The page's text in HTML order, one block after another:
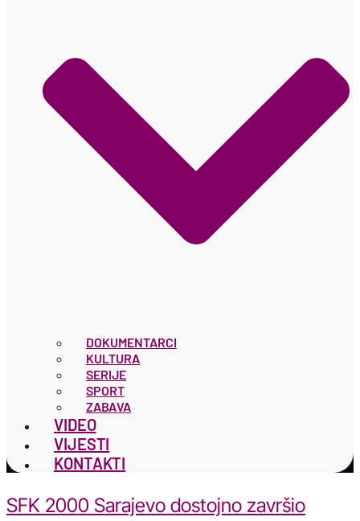
DOKUMENTARCI
KULTURA
SERIJE
SPORT
ZABAVA
VIDEO
VIJESTI
KONTAKTI
SFK 2000 Sarajevo dostojno završio